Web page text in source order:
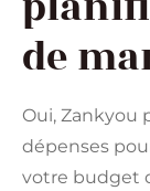
de
Oui, Zankyou
dépenses
votre budget